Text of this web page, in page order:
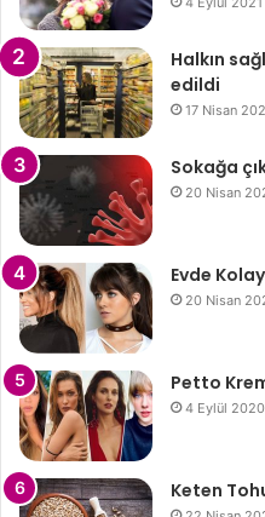
Halkın
edildi
17 Nisan
Sokağa
20 Nisan
Evde
20 Nisan
Petto
4 Eylül 2020
Keten